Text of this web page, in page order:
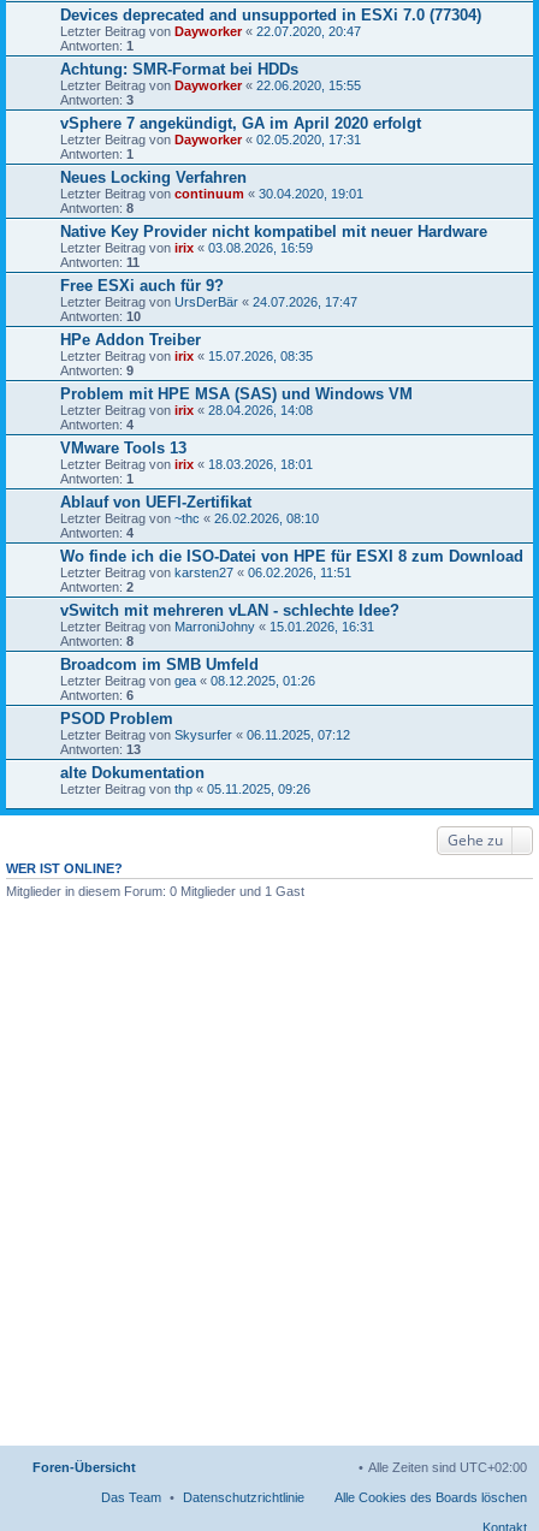
Devices deprecated and unsupported in ESXi 7.0 (77304)
Letzter Beitrag von Dayworker« 22.07.2020, 20:47
Antworten: 1
Achtung: SMR-Format bei HDDs
Letzter Beitrag von Dayworker« 22.06.2020, 15:55
Antworten: 3
vSphere 7 angekündigt, GA im April 2020 erfolgt
Letzter Beitrag von Dayworker« 02.05.2020, 17:31
Antworten: 1
Neues Locking Verfahren
Letzter Beitrag von continuum « 30.04.2020, 19:01
Antworten: 8
Native Key Provider nicht kompatibel mit neuer Hardware
Letzter Beitrag von irix « 03.08.2026, 16:59
Antworten: 11
Free ESXi auch für 9?
Letzter Beitrag von UrsDerBär « 24.07.2026, 17:47
Antworten: 10
HPe Addon Treiber
Letzter Beitrag von irix « 15.07.2026, 08:35
Antworten: 9
Problem mit HPE MSA (SAS) und Windows VM
Letzter Beitrag von irix « 28.04.2026, 14:08
Antworten: 4
VMware Tools 13
Letzter Beitrag von irix « 18.03.2026, 18:01
Antworten: 1
Ablauf von UEFI-Zertifikat
Letzter Beitrag von ~thc « 26.02.2026, 08:10
Antworten: 4
Wo finde ich die ISO-Datei von HPE für ESXI 8 zum Download
Letzter Beitrag von karsten27 « 06.02.2026, 11:51
Antworten: 2
vSwitch mit mehreren vLAN - schlechte Idee?
Letzter Beitrag von MarroniJohny « 15.01.2026, 16:31
Antworten: 8
Broadcom im SMB Umfeld
Letzter Beitrag von gea « 08.12.2025, 01:26
Antworten: 6
PSOD Problem
Letzter Beitrag von Skysurfer « 06.11.2025, 07:12
Antworten: 13
alte Dokumentation
Letzter Beitrag von thp « 05.11.2025, 09:26
Gehe zu
WER IST ONLINE?
Mitglieder in diesem Forum: 0 Mitglieder und 1 Gast
Foren-Übersicht Alle Zeiten sind UTC+02:00
Alle Cookies des Boards löschen
Datenschutzrichtlinie
Das Team
Kontakt